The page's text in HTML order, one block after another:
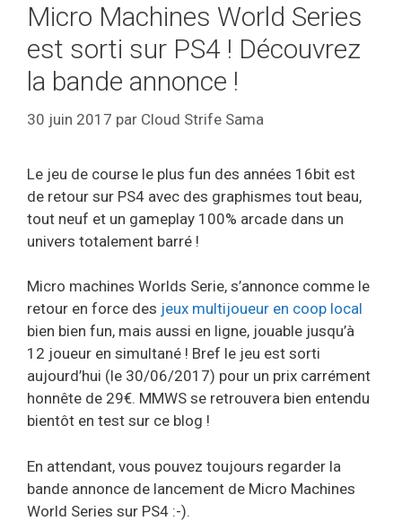
Micro Machines World Series
est sorti sur PS4 ! Découvrez
la bande annonce !
30 juin 2017 par Cloud Strife Sama
Le jeu de course le plus fun des années 16bit est
de retour sur PS4 avec des graphismes tout beau,
tout neuf et un gameplay 100% arcade dans un
univers totalement barré !
Micro machines Worlds Serie, s’annonce comme le
retour en force des jeux multijoueur en coop local
bien bien fun, mais aussi en ligne, jouable jusqu’à
12 joueur en simultané ! Bref le jeu est sorti
aujourd’hui (le 30/06/2017) pour un prix carrément
honnête de 29€. MMWS se retrouvera bien entendu
bientôt en test sur ce blog !
En attendant, vous pouvez toujours regarder la
bande annonce de lancement de Micro Machines
World Series sur PS4 :-).